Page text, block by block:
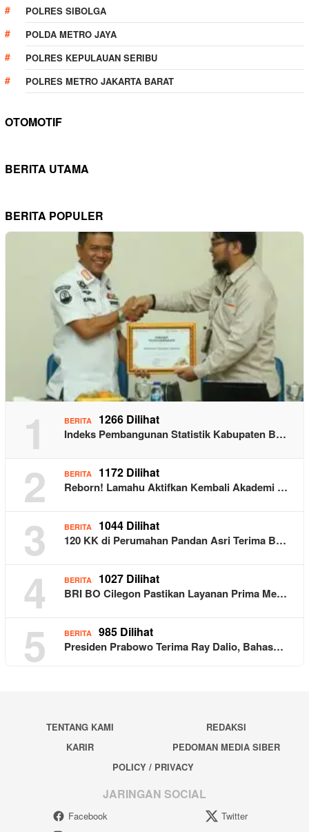
POLRES SIBOLGA
POLDA METRO JAYA
POLRES KEPULAUAN SERIBU
POLRES METRO JAKARTA BARAT
OTOMOTIF
BERITA UTAMA
BERITA POPULER
1 BERITA 1266 Dilihat
Indeks Pembangunan Statistik Kabupaten B…
2 BERITA 1172 Dilihat
Reborn! Lamahu Aktifkan Kembali Akademi …
3 BERITA 1044 Dilihat
120 KK di Perumahan Pandan Asri Terima B…
4 BERITA 1027 Dilihat
BRI BO Cilegon Pastikan Layanan Prima Me…
5 BERITA 985 Dilihat
Presiden Prabowo Terima Ray Dalio, Bahas…
TENTANG KAMI
REDAKSI
KARIR
PEDOMAN MEDIA SIBER
POLICY / PRIVACY
JARINGAN SOCIAL
Facebook
Twitter